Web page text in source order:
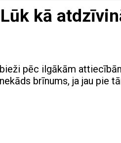
kā
pēc ilgākām
brīnums, ja jau pie